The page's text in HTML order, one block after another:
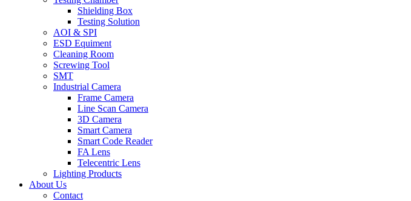
Shielding Box
Testing Solution
AOI & SPI
ESD Equiment
Cleaning Room
Screwing Tool
SMT
Industrial Camera
Frame Camera
Line Scan Camera
3D Camera
Smart Camera
Smart Code Reader
FA Lens
Telecentric Lens
Lighting Products
About Us
Contact